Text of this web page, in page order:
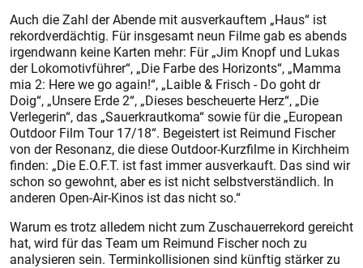
Auch die Zahl der Abende mit ausverkauftem „Haus“ ist
rekordverdächtig. Für insgesamt neun Filme gab es abends
irgendwann keine Karten mehr: Für „Jim Knopf und Lukas
der Lokomotivführer“, „Die Farbe des Horizonts“, „Mamma
mia 2: Here we go again!“, „Laible & Frisch - Do goht dr
Doig“, „Unsere Erde 2“, „Dieses bescheuerte Herz“, „Die
Verlegerin“, das „Sauerkrautkoma“ sowie für die „European
Outdoor Film Tour 17/18“. Begeistert ist Reimund Fischer
von der Resonanz, die diese Outdoor-Kurzfilme in Kirchheim
finden: „Die E.O.F.T. ist fast immer ausverkauft. Das sind wir
schon so gewohnt, aber es ist nicht selbstverständlich. In
anderen Open-Air-Kinos ist das nicht so.“
Warum es trotz alledem nicht zum Zuschauerrekord gereicht
hat, wird für das Team um Reimund Fischer noch zu
analysieren sein. Terminkollisionen sind künftig stärker zu